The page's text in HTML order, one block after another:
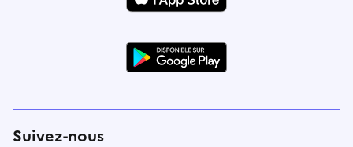
Suivez-nous